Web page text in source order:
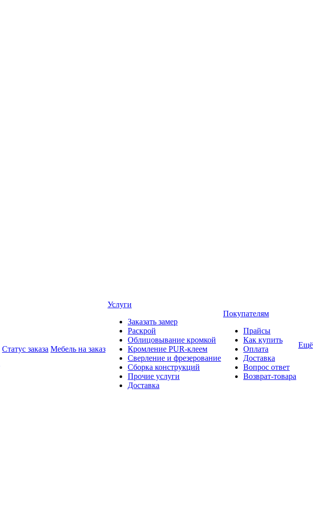
Статус заказа Мебель на заказ
Услуги
Заказать замер
Раскрой
Облицовывание кромкой
Кромление PUR-клеем
Сверление и фрезерование
Сборка конструкций
Прочие услуги
Доставка
Покупателям
Прайсы
Как купить
Оплата
Доставка
Вопрос ответ
Возврат-товара
Ещё